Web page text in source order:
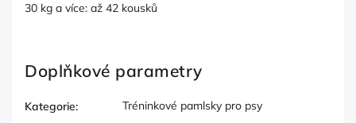
30 kg a více: až 42 kousků
Doplňkové parametry
Kategorie:
Tréninkové pamlsky pro psy